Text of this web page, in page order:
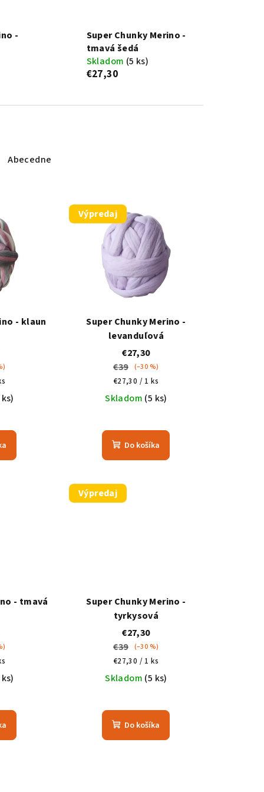
-
Super Chunky Merino -
tmavá šedá
Skladom (5 ks)
€27,30
Abecedne
- klaun
Výpredaj
Super Chunky Merino -
levanduľová
€27,30
€39
(–30 %)
Jednotková
cena:
€27,30 / 1 ks
Skladom (5 ks)
Do košíka
- tmavá
Výpredaj
Super Chunky Merino -
tyrkysová
€27,30
€39
(–30 %)
Jednotková
cena:
€27,30 / 1 ks
Skladom (5 ks)
Do košíka